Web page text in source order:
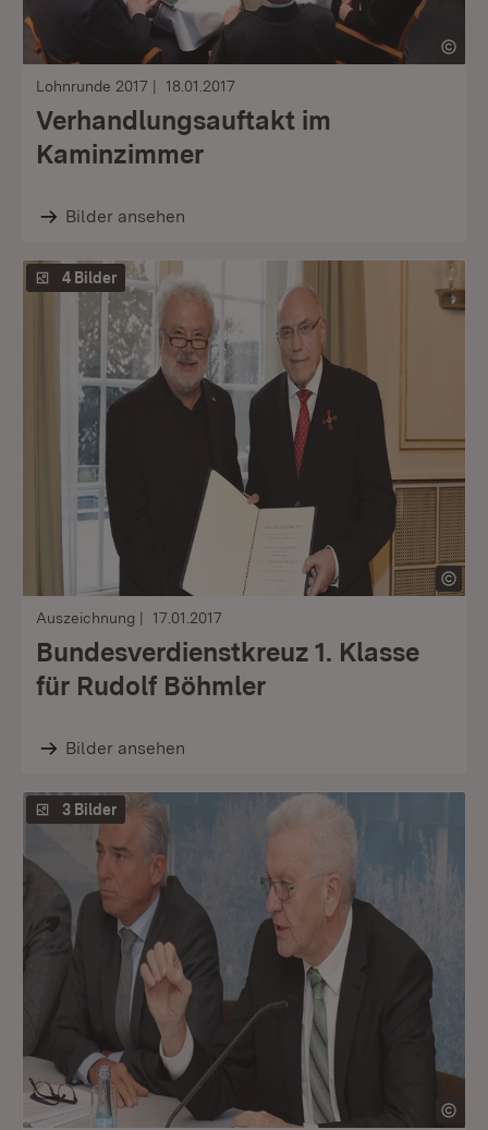
Lohnrunde 2017 18.01.2017
Verhandlungsauftakt im
Kaminzimmer
Bilder ansehen
4 Bilder
Auszeichnung 17.01.2017
Bundesverdienstkreuz 1. Klasse
für Rudolf Böhmler
Bilder ansehen
3 Bilder